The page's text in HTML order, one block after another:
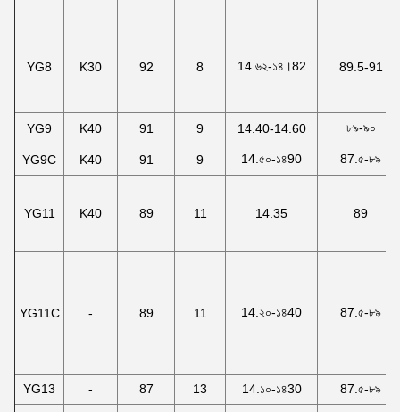
YG8 K30 92 8 14.৬২-১৪।82 89.5-91
YG9 K40 91 9 14.40-14.60 ৮৯-৯০
YG9C K40 91 9 14.৫০-১৪90 87.৫-৮৯
YG11 K40 89 11 14.35 89
YG11C - 89 11 14.২০-১৪40 87.৫-৮৯
YG13 - 87 13 14.১০-১৪30 87.৫-৮৯